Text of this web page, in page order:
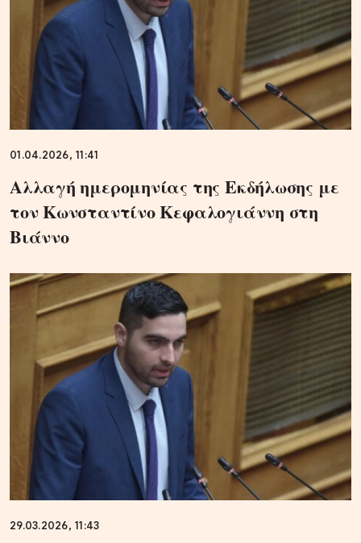
01.04.2026, 11:41
Αλλαγή ημερομηνίας της Εκδήλωσης με
τον Κωνσταντίνο Κεφαλογιάννη στη
Βιάννο
29.03.2026, 11:43